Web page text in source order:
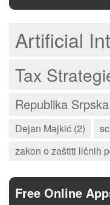
Artificial
Tax
Republika
Dejan Majkić (2)
zakon o zaštiti ličnih
Free Online